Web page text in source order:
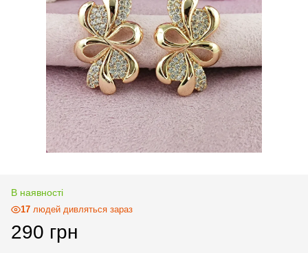
В наявності
17 людей дивляться зараз
290 грн